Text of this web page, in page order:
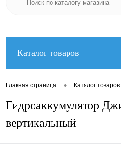
Каталог товаров
Главная страница • Каталог товаров
Гидроаккумулятор
вертикальный